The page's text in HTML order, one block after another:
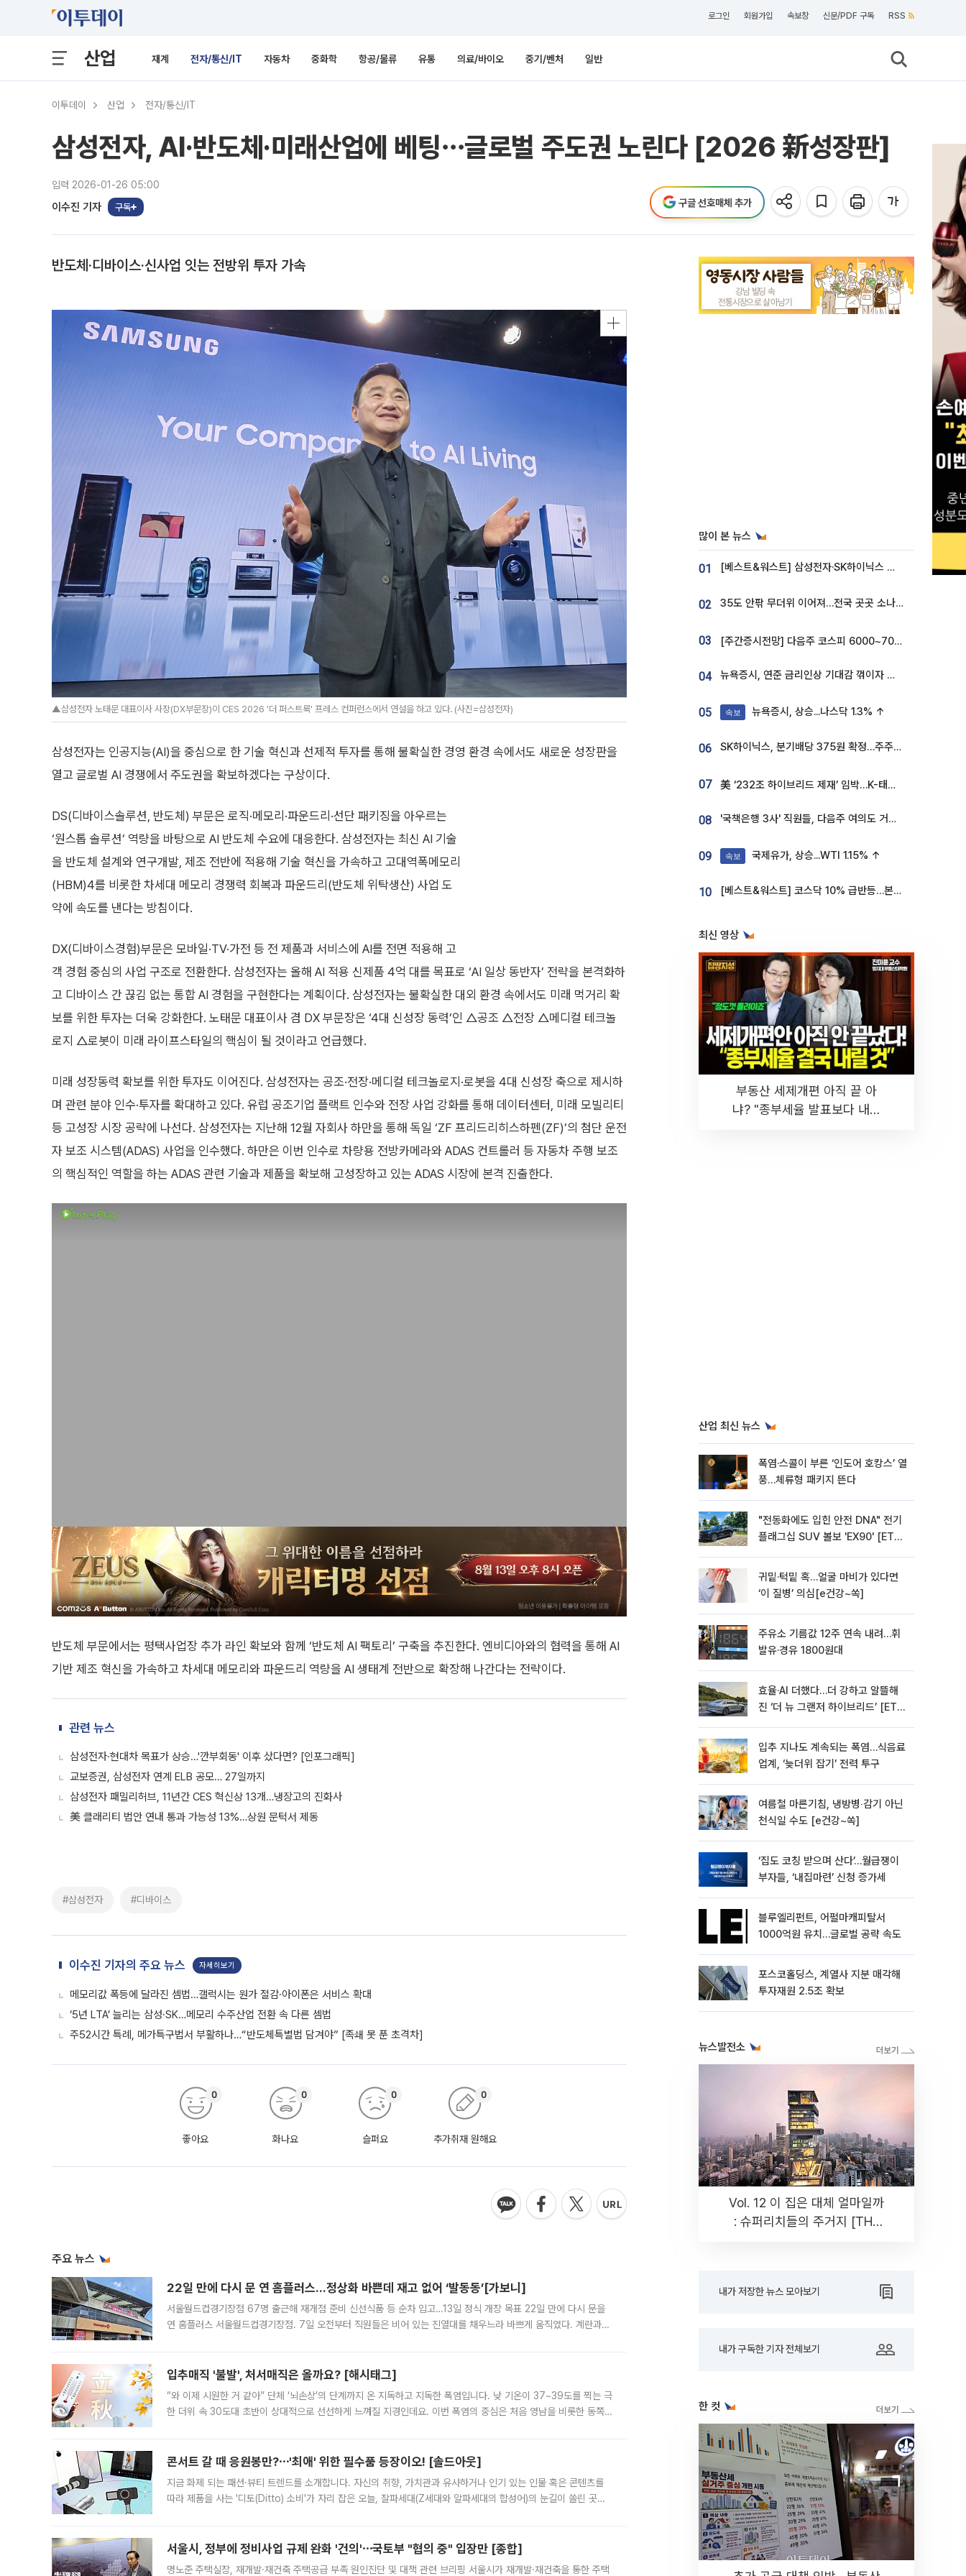
로그인 회원가입 속보창 신문/PDF 구독 RSS
산업 재계 전자/통신/IT 자동차 중화학 항공/물류 유통 의료/바이오 중기/벤처 일반
이투데이 산업 전자/통신/IT
삼성전자, AI·반도체·미래산업에 베팅⋯글로벌 주도권 노린다 [2026 新성장판]
입력 2026-01-26 05:00
이수진 기자 구독 구글 선호매체 추가
반도체·디바이스·신사업 잇는 전방위 투자 가속
▲삼성전자 노태문 대표이사 사장(DX부문장)이 CES 2026 '더 퍼스트룩' 프레스 컨퍼런스에서 연설을 하고 있다. (사진=삼성전자)
삼성전자는 인공지능(AI)을 중심으로 한 기술 혁신과 선제적 투자를 통해 불확실한 경영 환경 속에서도 새로운 성장판을
열고 글로벌 AI 경쟁에서 주도권을 확보하겠다는 구상이다.
DS(디바이스솔루션, 반도체) 부문은 로직·메모리·파운드리·선단 패키징을 아우르는
‘원스톱 솔루션’ 역량을 바탕으로 AI 반도체 수요에 대응한다. 삼성전자는 최신 AI 기술
을 반도체 설계와 연구개발, 제조 전반에 적용해 기술 혁신을 가속하고 고대역폭메모리
(HBM)4를 비롯한 차세대 메모리 경쟁력 회복과 파운드리(반도체 위탁생산) 사업 도
약에 속도를 낸다는 방침이다.
DX(디바이스경험)부문은 모바일·TV·가전 등 전 제품과 서비스에 AI를 전면 적용해 고
객 경험 중심의 사업 구조로 전환한다. 삼성전자는 올해 AI 적용 신제품 4억 대를 목표로 ‘AI 일상 동반자’ 전략을 본격화하
고 디바이스 간 끊김 없는 통합 AI 경험을 구현한다는 계획이다. 삼성전자는 불확실한 대외 환경 속에서도 미래 먹거리 확
보를 위한 투자는 더욱 강화한다. 노태문 대표이사 겸 DX 부문장은 ‘4대 신성장 동력’인 △공조 △전장 △메디컬 테크놀
로지 △로봇이 미래 라이프스타일의 핵심이 될 것이라고 언급했다.
미래 성장동력 확보를 위한 투자도 이어진다. 삼성전자는 공조·전장·메디컬 테크놀로지·로봇을 4대 신성장 축으로 제시하
며 관련 분야 인수·투자를 확대하고 있다. 유럽 공조기업 플랙트 인수와 전장 사업 강화를 통해 데이터센터, 미래 모빌리티
등 고성장 시장 공략에 나선다. 삼성전자는 지난해 12월 자회사 하만을 통해 독일 ‘ZF 프리드리히스하펜(ZF)’의 첨단 운전
자 보조 시스템(ADAS) 사업을 인수했다. 하만은 이번 인수로 차량용 전방카메라와 ADAS 컨트롤러 등 자동차 주행 보조
의 핵심적인 역할을 하는 ADAS 관련 기술과 제품을 확보해 고성장하고 있는 ADAS 시장에 본격 진출한다.
반도체 부문에서는 평택사업장 추가 라인 확보와 함께 ‘반도체 AI 팩토리’ 구축을 추진한다. 엔비디아와의 협력을 통해 AI
기반 제조 혁신을 가속하고 차세대 메모리와 파운드리 역량을 AI 생태계 전반으로 확장해 나간다는 전략이다.
관련 뉴스
삼성전자·현대차 목표가 상승…'깐부회동' 이후 샀다면? [인포그래픽]
교보증권, 삼성전자 연계 ELB 공모… 27일까지
삼성전자 패밀리허브, 11년간 CES 혁신상 13개…냉장고의 진화사
美 클래리티 법안 연내 통과 가능성 13%…상원 문턱서 제동
#삼성전자 #디바이스
이수진 기자의 주요 뉴스 자세히보기
메모리값 폭등에 달라진 셈법…갤럭시는 원가 절감·아이폰은 서비스 확대
‘5년 LTA’ 늘리는 삼성·SK…메모리 수주산업 전환 속 다른 셈법
주52시간 특례, 메가특구법서 부활하나…“반도체특별법 담겨야” [족쇄 못 푼 초격차]
좋아요
0
화나요
0
슬퍼요
0
추가취재 원해요
0
주요 뉴스
22일 만에 다시 문 연 홈플러스…정상화 바쁜데 재고 없어 ‘발동동’[가보니]
서울월드컵경기장점 67명 출근해 재개점 준비 신선식품 등 순차 입고…13일 정식 개장 목표 22일 만에 다시 문을
연 홈플러스 서울월드컵경기장점. 7일 오전부터 직원들은 비어 있는 진열대를 채우느라 바쁘게 움직였다. 계란과
입추매직 '불발', 처서매직은 올까요? [해시태그]
“와 이제 시원한 거 같아” 단체 ‘뇌손상’의 단계까지 온 지독하고 지독한 폭염입니다. 낮 기온이 37~39도를 찍는 극
한 더위 속 30도대 초반이 상대적으로 선선하게 느껴질 지경인데요. 이번 폭염의 중심은 처음 영남을 비롯한 동쪽
콘서트 갈 때 응원봉만?⋯'최애' 위한 필수품 등장이오! [솔드아웃]
지금 화제 되는 패션·뷰티 트렌드를 소개합니다. 자신의 취향, 가치관과 유사하거나 인기 있는 인물 혹은 콘텐츠를
따라 제품을 사는 '디토(Ditto) 소비'가 자리 잡은 오늘, 잘파세대(Z세대와 알파세대의 합성어)의 눈길이 쏠린 곳은
서울시, 정부에 정비사업 규제 완화 '건의'⋯국토부 "협의 중" 입장만 [종합]
명노준 주택실장, 재개발·재건축 주택공급 부족 원인진단 및 대책 관련 브리핑 서울시가 재개발·재건축을 통한 주택
많이 본 뉴스
01 [베스트&워스트] 삼성전자·SK하이닉스 밀린 한 주…상상인증권은 85% 급등
02 35도 안팎 무더위 이어져…전국 곳곳 소나기 [오늘 날씨]
03 [주간증시전망] 다음주 코스피 6000~7000⋯“外人 수급은 정책이 변수”
04 뉴욕증시, 연준 금리인상 기대감 꺾이자 상승...S&P500 사상 최고치 [종합]
05 속보 뉴욕증시, 상승...나스닥 1.3% ↑
06 SK하이닉스, 분기배당 375원 확정…주주환원책 9월로 앞당겨 발표
07 美 ‘232조 하이브리드 제재’ 임박…K-태양광, 불확실성 털고 날개 다나
08 '국책은행 3사' 직원들, 다음주 여의도 거리 나서는 까닭은
09 속보 국제유가, 상승...WTI 1.15% ↑
10 [베스트&워스트] 코스닥 10% 급반등…본느, 최대주주 변경 기대에 270% 폭등
최신 영상
부동산 세제개편 아직 끝 아
냐? "종부세율 발표보다 내릴
산업 최신 뉴스
폭염·스콜이 부른 ‘인도어 호캉스’ 열
풍…체류형 패키지 뜬다
"전동화에도 입힌 안전 DNA" 전기
플래그십 SUV 볼보 'EX90' [ET의
귀밑·턱밑 혹…얼굴 마비가 있다면
‘이 질병’ 의심[e건강~쏙]
주유소 기름값 12주 연속 내려…휘
발유·경유 1800원대
효율·AI 더했다…더 강하고 알뜰해
진 ‘더 뉴 그랜저 하이브리드’ [ET의
입추 지나도 계속되는 폭염…식음료
업계, ‘늦더위 잡기’ 전력 투구
여름철 마른기침, 냉방병‧감기 아닌
천식일 수도 [e건강~쏙]
‘집도 코칭 받으며 산다’…월급쟁이
부자들, ‘내집마련’ 신청 증가세
블루엘리펀트, 어펄마캐피탈서
1000억원 유치…글로벌 공략 속도
포스코홀딩스, 계열사 지분 매각해
투자재원 2.5조 확보
뉴스발전소
Vol. 12 이 집은 대체 얼마일까
: 슈퍼리치들의 주거지 [THE
내가 저장한 뉴스 모아보기
내가 구독한 기자 전체보기
한 컷